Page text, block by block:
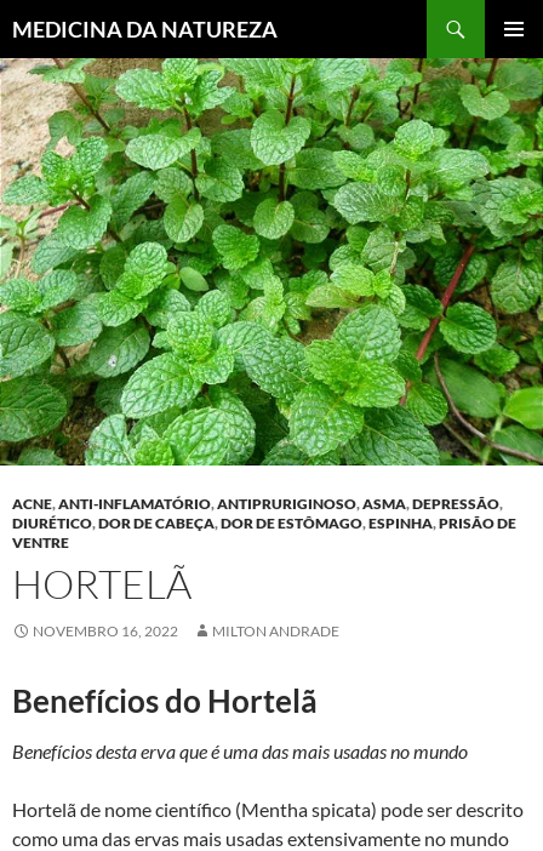
MEDICINA DA NATUREZA
MENU
PARA
O
CONTEÚDO
ACNE,ANTI-INFLAMATÓRIO,ANTIPRURIGINOSO,ASMA,DEPRESSÃO,
DIURÉTICO,DOR DE CABEÇA,DOR DE ESTÔMAGO,ESPINHA,PRISÃO DE
VENTRE
HORTELÃ
NOVEMBRO 16, 2022 MILTON ANDRADE
Benefícios do Hortelã
Benefícios desta erva que é uma das mais usadas no mundo
Hortelã de nome científico (Mentha spicata) pode ser descrito
como uma das ervas mais usadas extensivamente no mundo